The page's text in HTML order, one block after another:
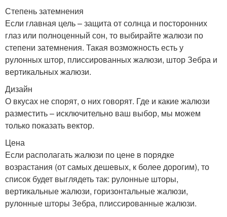
Степень затемнения
Если главная цель – защита от солнца и посторонних
глаз или полноценный сон, то выбирайте жалюзи по
степени затемнения. Такая возможность есть у
рулонных штор, плиссированных жалюзи, штор Зебра и
вертикальных жалюзи.
Дизайн
О вкусах не спорят, о них говорят. Где и какие жалюзи
разместить – исключительно ваш выбор, мы можем
только показать вектор.
Цена
Если располагать жалюзи по цене в порядке
возрастания (от самых дешевых, к более дорогим), то
список будет выглядеть так: рулонные шторы,
вертикальные жалюзи, горизонтальные жалюзи,
рулонные шторы Зебра, плиссированные жалюзи.